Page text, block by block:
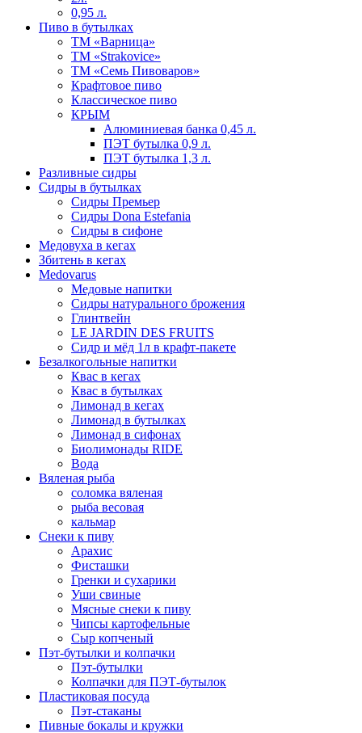
0,95 л.
Пиво в бутылках
ТМ «Варница»
ТМ «Strakovice»
ТМ «Семь Пивоваров»
Крафтовое пиво
Классическое пиво
КРЫМ
Алюминиевая банка 0,45 л.
ПЭТ бутылка 0,9 л.
ПЭТ бутылка 1,3 л.
Разливные сидры
Сидры в бутылках
Сидры Премьер
Сидры Dona Estefania
Сидры в сифоне
Медовуха в кегах
Збитень в кегах
Medovarus
Медовые напитки
Сидры натурального брожения
Глинтвейн
LE JARDIN DES FRUITS
Сидр и мёд 1л в крафт-пакете
Безалкогольные напитки
Квас в кегах
Квас в бутылках
Лимонад в кегах
Лимонад в бутылках
Лимонад в сифонах
Биолимонады RIDE
Вода
Вяленая рыба
соломка вяленая
рыба весовая
кальмар
Снеки к пиву
Арахис
Фисташки
Гренки и сухарики
Уши свиные
Мясные снеки к пиву
Чипсы картофельные
Сыр копченый
Пэт-бутылки и колпачки
Пэт-бутылки
Колпачки для ПЭТ-бутылок
Пластиковая посуда
Пэт-стаканы
Пивные бокалы и кружки